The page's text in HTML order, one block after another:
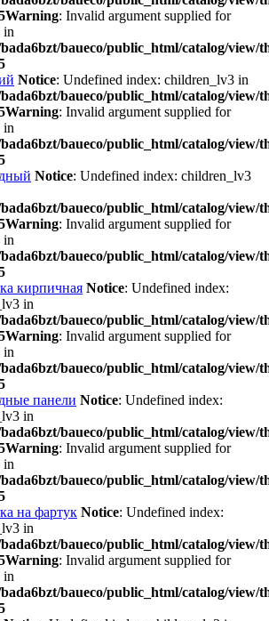
Warning: Invalid argument supplied for
in
baueco/public_html/catalog/view/
Notice: Undefined index: children_lv3 in
baueco/public_html/catalog/view/
Warning: Invalid argument supplied for
in
baueco/public_html/catalog/view/
Notice: Undefined index: children_lv3
baueco/public_html/catalog/view/
Warning: Invalid argument supplied for
in
baueco/public_html/catalog/view/
кирпичная Notice: Undefined index:
in
baueco/public_html/catalog/view/
Warning: Invalid argument supplied for
in
baueco/public_html/catalog/view/
панели Notice: Undefined index:
in
baueco/public_html/catalog/view/
Warning: Invalid argument supplied for
in
baueco/public_html/catalog/view/
на фартук Notice: Undefined index:
in
baueco/public_html/catalog/view/
Warning: Invalid argument supplied for
in
baueco/public_html/catalog/view/